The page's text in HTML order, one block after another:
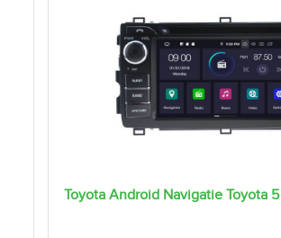
Toyota Android Navigatie Toyota 5